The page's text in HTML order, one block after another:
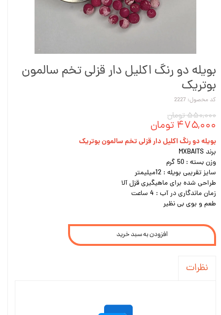
بویله دو رنگ اکلیل دار قزلی تخم سالمون
بوتریک
کد محصول: 2227
۵۵۰,۰۰۰ تومان
۴۷۵,۰۰۰ تومان
بویله دو رنگ اکلیل دار قزلی تخم سالمون بوتریک
برند MXBAITS
وزن بسته : 50 گرم
سایز تقریبی بویله : 12میلیمتر
طراحی شده برای ماهیگیری قزل آلا
زمان ماندگاری در آب : 4 ساعت
طعم و بوی بی نظیر
افزودن به سبد خرید
نظرات